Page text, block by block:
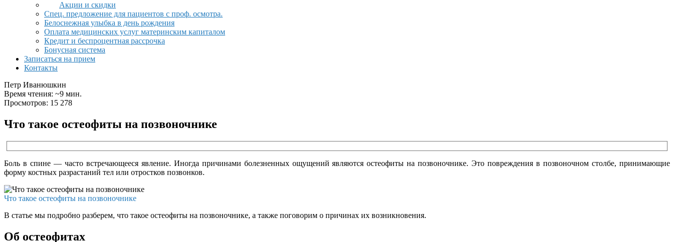
Акции и скидки
Спец. предложение для пациентов с проф. осмотра.
Белоснежная улыбка в день рождения
Оплата медицинских услуг материнским капиталом
Кредит и беспроцентная рассрочка
Бонусная система
Записаться на прием
Контакты
Петр Иванюшкин
Время чтения: ~9 мин.
Просмотров: 15 278
Что такое остеофиты на позвоночнике
Боль в спине — часто встречающееся явление. Иногда причинами болезненных ощущений являются остеофиты на позвоночнике. Это повреждения в позвоночном столбе, принимающие
форму костных разрастаний тел или отростков позвонков.
Что такое остеофиты на позвоночнике
В статье мы подробно разберем, что такое остеофиты на позвоночнике, а также поговорим о причинах их возникновения.
Об остеофитах